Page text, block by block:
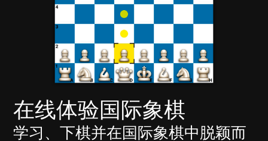
在线体验国际象棋
学习、下棋并在国际象棋中脱颖而